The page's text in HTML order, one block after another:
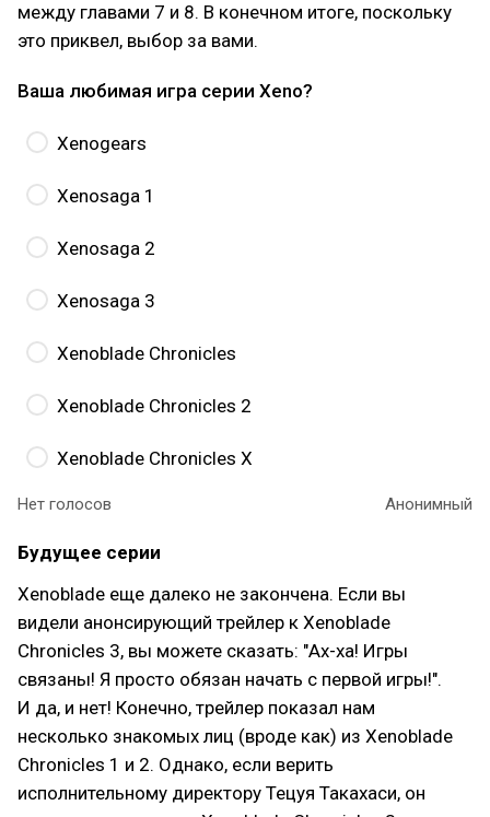
между главами 7 и 8. В конечном итоге, поскольку
это приквел, выбор за вами.
Ваша любимая игра серии Xeno?
Xenogears
Xenosaga 1
Xenosaga 2
Xenosaga 3
Xenoblade Chronicles
Xenoblade Chronicles 2
Xenoblade Chronicles X
Нет голосов Анонимный
Будущее серии
Xenoblade еще далеко не закончена. Если вы
видели анонсирующий трейлер к Xenoblade
Chronicles 3, вы можете сказать: "Ах-ха! Игры
связаны! Я просто обязан начать с первой игры!".
И да, и нет! Конечно, трейлер показал нам
несколько знакомых лиц (вроде как) из Xenoblade
Chronicles 1 и 2. Однако, если верить
исполнительному директору Тецуя Такахаси, он